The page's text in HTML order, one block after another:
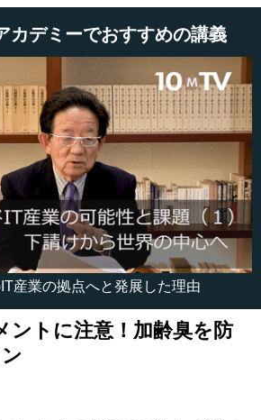
カデミーでおすすめの講義
産業の拠点へと発展した理由
ントに注意！加齢臭を防